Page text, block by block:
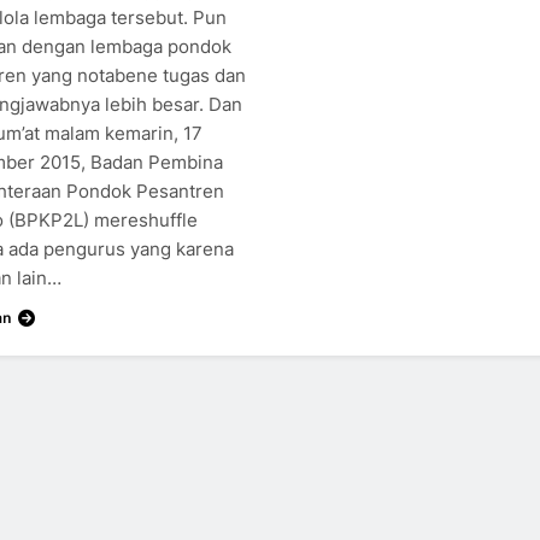
lembaga tersebut. Pun
dengan lembaga pondok
yang notabene tugas dan
lebih besar. Dan
malam kemarin, 17
2015, Badan Pembina
Pondok Pesantren
(BPKP2L) mereshuffle
ada pengurus yang karena
lain…